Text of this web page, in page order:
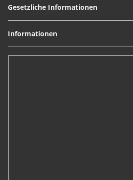
Gesetzliche Informationen
Informationen